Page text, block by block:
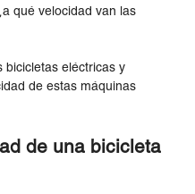
qué velocidad van las
bicicletas eléctricas y
de estas máquinas
de una bicicleta